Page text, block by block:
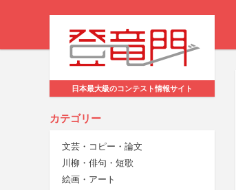
日本最大級のコンテスト情報サイト
カテゴリー
文芸・コピー・論文
川柳・俳句・短歌
絵画・アート